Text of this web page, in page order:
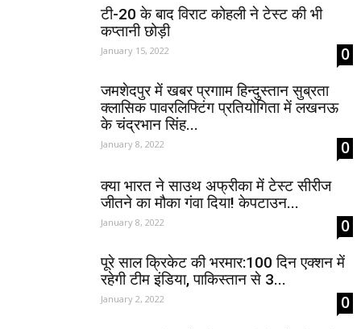
टी-20 के बाद विराट कोहली ने टेस्ट की भी
कप्तानी छोड़ी
January 15, 2022 0
जमशेदपुर में खबर प्रगााम हिन्दुस्तान सुब्रता
क्लासिक पावरलिफ्टिंग प्रतियोगिता में लखनऊ
के चंद्रभान सिंह...
January 8, 2022 0
क्या भारत ने साउथ अफ्रीका में टेस्ट सीरीज
जीतने का मौका गंवा दिया! केपटाउन...
January 8, 2022 0
पूरे साल क्रिकेट की भरमार:100 दिन एक्शन में
रहेगी टीम इंडिया, पाकिस्तान से 3...
January 2, 2022 0